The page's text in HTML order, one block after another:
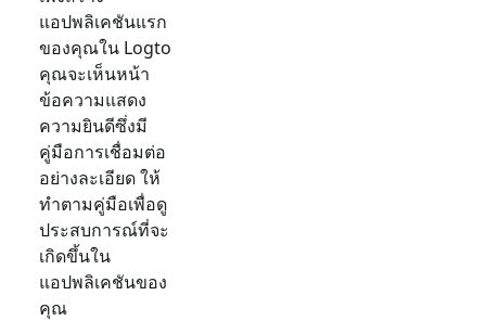
แอปพลิเคชันแรก
ของคุณใน Logto
คุณจะเห็นหน้า
ข้อความแสดง
ความยินดีซึ่งมี
คู่มือการเชื่อมต่อ
อย่างละเอียด ให้
ทำตามคู่มือเพื่อดู
ประสบการณ์ที่จะ
เกิดขึ้นใน
แอปพลิเคชันของ
คุณ